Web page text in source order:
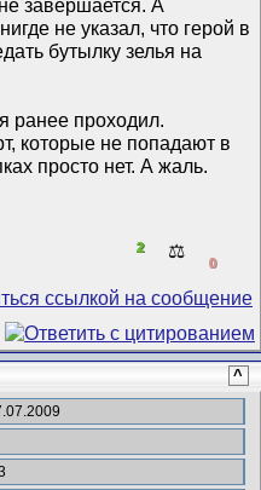
завершается. А
не указал, что герой в
бутылку зелья на
ранее проходил.
которые не попадают в
просто нет. А жаль.
2 ⚖️
0
^